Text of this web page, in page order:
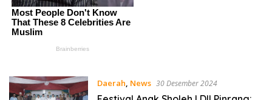
Daerah, News 30 Desember 2024